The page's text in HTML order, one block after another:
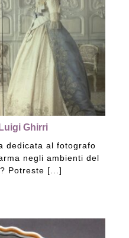
Ghirri
dedicata al fotografo
negli ambienti del
Potreste [...]